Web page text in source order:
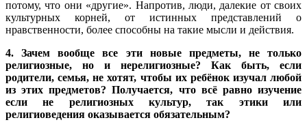
потому, что они «другие». Напротив, люди, далекие от своих
культурных корней, от истинных представлений о
нравственности, более способны на такие мысли и действия.
4. Зачем вообще все эти новые предметы, не только
религиозные, но и нерелигиозные? Как быть, если
родители, семья, не хотят, чтобы их ребёнок изучал любой
из этих предметов? Получается, что всё равно изучение
если не религиозных культур, так этики или
религиоведения оказывается обязательным?